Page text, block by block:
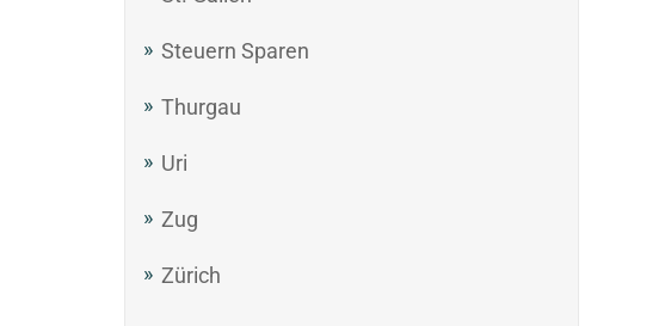
Steuern Sparen
Thurgau
Uri
Zug
Zürich